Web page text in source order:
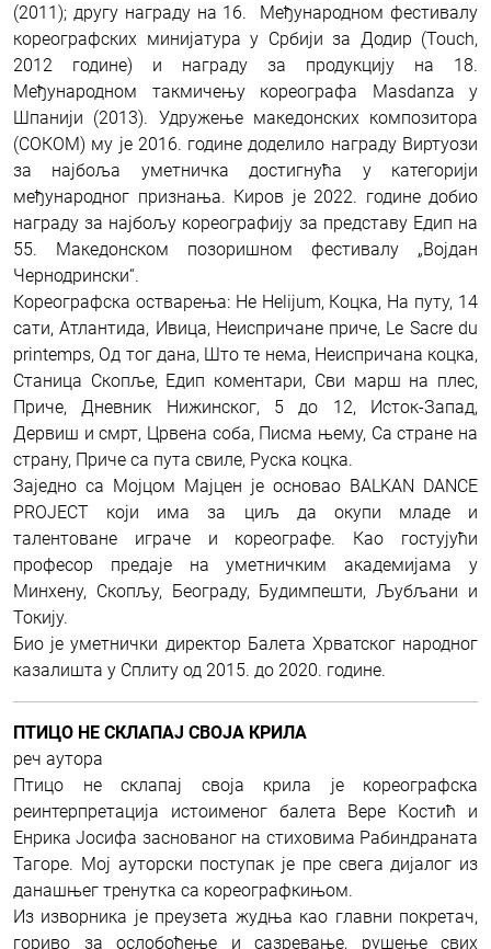
(2011); другу награду на 16. Међународном фестивалу
кореографских минијатура у Србији за Додир (Touch,
2012 године) и награду за продукцију на 18.
Међународном такмичењу кореографа Masdanza у
Шпанији (2013). Удружење македонских композитора
(СОКОМ) му је 2016. године доделило награду Виртуози
за најбоља уметничка достигнућа у категорији
међународног признања. Киров је 2022. године добио
награду за најбољу кореографију за представу Едип на
55. Македонском позоришном фестивалу „Војдан
Чернодрински“.
Кореографска остварења: He Helijum, Коцка, На путу, 14
сати, Атлантида, Ивица, Неиспричане приче, Le Sacre du
printemps, Од тог дана, Што те нема, Неиспричана коцка,
Станица Скопље, Едип коментари, Сви марш на плес,
Приче, Дневник Нижинског, 5 до 12, Исток-Запад,
Дервиш и смрт, Црвена соба, Писма њему, Са стране на
страну, Приче са пута свиле, Руска коцка.
Заједно са Мојцом Мајцен је основао BALKAN DANCE
PROJECT који има за циљ да окупи младе и
талентоване играче и кореографе. Као гостујући
професор предаје на уметничким академијама у
Минхену, Скопљу, Београду, Будимпешти, Љубљани и
Токију.
Био је уметнички директор Балета Хрватског народног
казалишта у Сплиту од 2015. до 2020. године.
ПТИЦО НЕ СКЛАПАЈ СВОЈА КРИЛА
реч аутора
Птицо не склапај своја крила је кореографска
реинтерпретација истоименог балета Вере Костић и
Енрика Јосифа заснованог на стиховима Рабиндраната
Тагоре. Мој ауторски поступак је пре свега дијалог из
данашњег тренутка са кореографкињом.
Из изворника је преузета жудња као главни покретач,
гориво за ослобођење и сазревање, рушење свих